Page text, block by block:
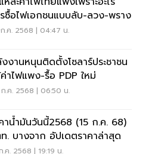
ซื้อไฟเอกชนแบบลับ-ลวง-พราง
.ค. 2568 | 04:47 น.
งานหนุนติดตั้งโซลาร์ประชาชน
าไฟแพง-รื้อ PDP ใหม่
.ค. 2568 | 06:50 น.
าน้ำมันวันนี้2568 (15 ก.ค. 68)
. บางจาก อัปเดตราคาล่าสุด
.ค. 2568 | 19:19 น.